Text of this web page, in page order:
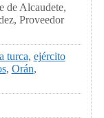
de Alcaudete,
Proveedor
turca, ejército
, Orán,